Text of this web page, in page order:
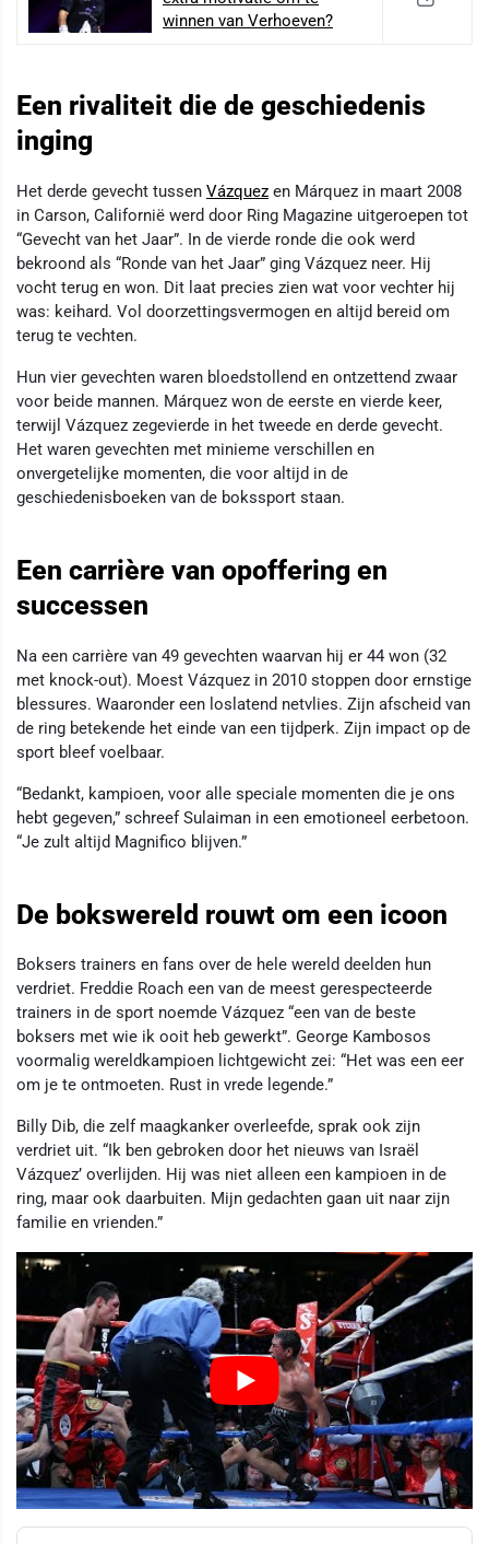
winnen van Verhoeven?
Een rivaliteit die de geschiedenis
inging
Het derde gevecht tussen Vázquez en Márquez in maart 2008
in Carson, Californië werd door Ring Magazine uitgeroepen tot
“Gevecht van het Jaar”. In de vierde ronde die ook werd
bekroond als “Ronde van het Jaar” ging Vázquez neer. Hij
vocht terug en won. Dit laat precies zien wat voor vechter hij
was: keihard. Vol doorzettingsvermogen en altijd bereid om
terug te vechten.
Hun vier gevechten waren bloedstollend en ontzettend zwaar
voor beide mannen. Márquez won de eerste en vierde keer,
terwijl Vázquez zegevierde in het tweede en derde gevecht.
Het waren gevechten met minieme verschillen en
onvergetelijke momenten, die voor altijd in de
geschiedenisboeken van de bokssport staan.
Een carrière van opoffering en
successen
Na een carrière van 49 gevechten waarvan hij er 44 won (32
met knock-out). Moest Vázquez in 2010 stoppen door ernstige
blessures. Waaronder een loslatend netvlies. Zijn afscheid van
de ring betekende het einde van een tijdperk. Zijn impact op de
sport bleef voelbaar.
“Bedankt, kampioen, voor alle speciale momenten die je ons
hebt gegeven,” schreef Sulaiman in een emotioneel eerbetoon.
“Je zult altijd Magnifico blijven.”
De bokswereld rouwt om een icoon
Boksers trainers en fans over de hele wereld deelden hun
verdriet. Freddie Roach een van de meest gerespecteerde
trainers in de sport noemde Vázquez “een van de beste
boksers met wie ik ooit heb gewerkt”. George Kambosos
voormalig wereldkampioen lichtgewicht zei: “Het was een eer
om je te ontmoeten. Rust in vrede legende.”
Billy Dib, die zelf maagkanker overleefde, sprak ook zijn
verdriet uit. “Ik ben gebroken door het nieuws van Israël
Vázquez’ overlijden. Hij was niet alleen een kampioen in de
ring, maar ook daarbuiten. Mijn gedachten gaan uit naar zijn
familie en vrienden.”